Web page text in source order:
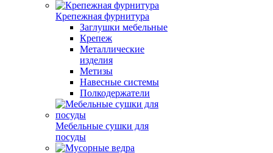
Крепежная фурнитура
Заглушки мебельные
Крепеж
Металлические
изделия
Метизы
Навесные системы
Полкодержатели
Мебельные сушки для
посуды